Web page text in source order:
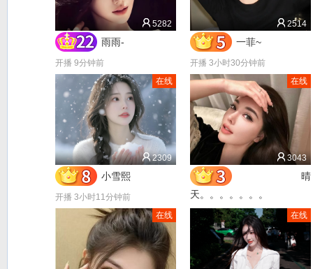
5282
雨雨-
开播 9分钟前
2514
一菲~
开播 3小时30分钟前
2309
在线
小雪熙
开播 3小时11分钟前
3043
在线
晴
天。。。。。。。
开播 52分钟前
在线 在线